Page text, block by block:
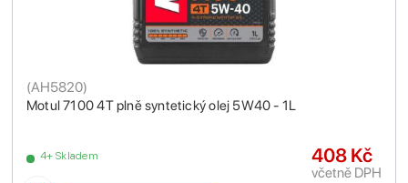
Motul 7100 4T plně syntetický olej 5W40 - 1L
(AH5820)
4+ Skladem 408 Kč
včetně DPH